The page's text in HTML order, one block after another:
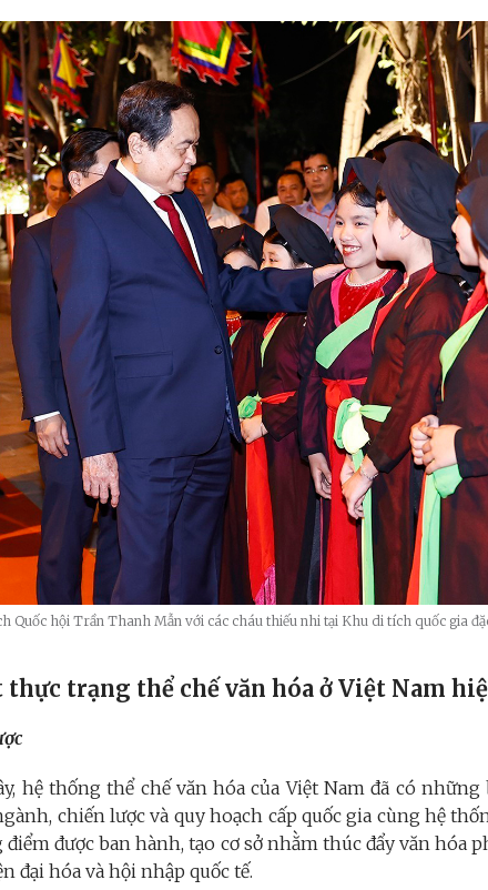
Quốc hội Trần Thanh Mẫn với các cháu thiếu nhi tại Khu di tích quốc gia
thực trạng thể chế văn hóa ở Việt Nam
hệ thống thể chế văn hóa của Việt Nam đã có những
chiến lược và quy hoạch cấp quốc gia cùng hệ
được ban hành, tạo cơ sở nhằm thúc đẩy văn hóa
đại hóa và hội nhập quốc tế.